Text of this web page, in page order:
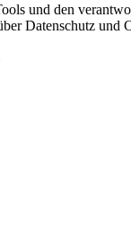
und den
Datenschutz